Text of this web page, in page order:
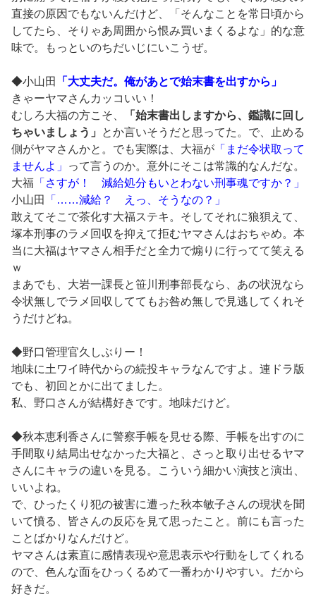
直接の原因でもないんだけど、「そんなことを常日頃から
してたら、そりゃあ周囲から恨み買いまくるよな」的な意
味で。もっといのちだいじにいこうぜ。
◆小山田
「大丈夫だ。俺があとで始末書を出すから」
きゃーヤマさんカッコいい！
むしろ大福の方こそ、
「始末書出しますから、鑑識に回し
ちゃいましょう」
とか言いそうだと思ってた。で、止める
側がヤマさんかと。でも実際は、大福が 「まだ令状取って
ませんよ」
って言うのか。意外にそこは常識的なんだな。
大福 「さすが！ 減給処分もいとわない刑事魂ですか？」
小山田
「……減給？ えっ、そうなの？」
敢えてそこで茶化す大福ステキ。そしてそれに狼狽えて、
塚本刑事のラメ回収を抑えて拒むヤマさんはおちゃめ。本
当に大福はヤマさん相手だと全力で煽りに行ってて笑える
ｗ
まあでも、大岩一課長と笹川刑事部長なら、あの状況なら
令状無しでラメ回収しててもお咎め無しで見逃してくれそ
うだけどね。
◆野口管理官久しぶりー！
地味に土ワイ時代からの続投キャラなんですよ。連ドラ版
でも、初回とかに出てました。
私、野口さんが結構好きです。地味だけど。
◆秋本恵利香さんに警察手帳を見せる際、手帳を出すのに
手間取り結局出せなかった大福と、さっと取り出せるヤマ
さんにキャラの違いを見る。こういう細かい演技と演出、
いいよね。
で、ひったくり犯の被害に遭った秋本敏子さんの現状を聞
いて憤る、皆さんの反応を見て思ったこと。前にも言った
ことばかりなんだけど。
ヤマさんは素直に感情表現や意思表示や行動をしてくれる
ので、色んな面をひっくるめて一番わかりやすい。だから
好きだ。